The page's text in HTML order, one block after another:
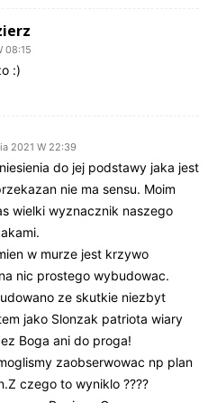
08:15
:)
2021 W 22:39
do jej podstawy jaka jest
nie ma sensu. Moim
wielki wyznacznik naszego
w murze jest krzywo
nic prostego wybudowac.
ze skutkie niezbyt
jako Slonzak patriota wiary
Boga ani do proga!
zaobserwowac np plan
czego to wyniklo ????